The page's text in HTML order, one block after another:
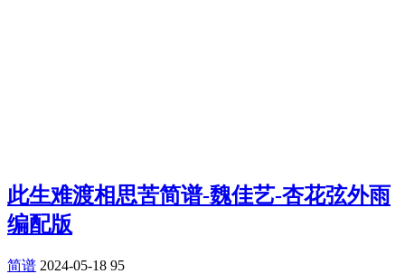
此生难渡相思苦简谱-魏佳艺-杏花弦外雨
编配版
简谱 2024-05-18 95